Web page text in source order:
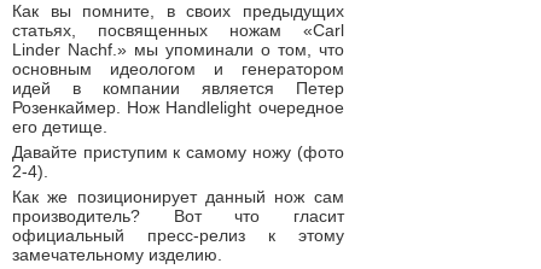
Как вы помните, в своих предыдущих
статьях, посвященных ножам «Carl
Linder Nachf.» мы упоминали о том, что
основным идеологом и генератором
идей в компании является Петер
Розенкаймер. Нож Handlelight очередное
его детище.
Давайте приступим к самому ножу (фото
2-4).
Как же позиционирует данный нож сам
производитель? Вот что гласит
официальный пресс-релиз к этому
замечательному изделию.